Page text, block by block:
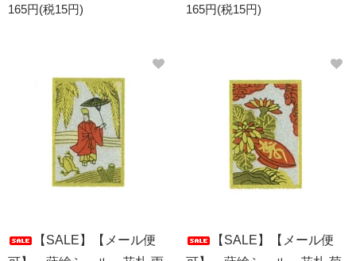
165円(税15円)
165円(税15円)
【SALE】【メール便
【SALE】【メール便